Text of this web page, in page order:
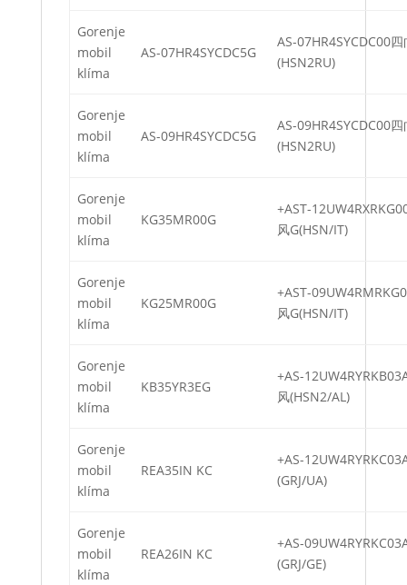
Gorenje
mobil
klíma
AS-07HR4SYCDC5G
AS-07HR4SYCDC00
(HSN2RU)
Gorenje
mobil
klíma
AS-09HR4SYCDC5G
AS-09HR4SYCDC00
(HSN2RU)
Gorenje
mobil
klíma
KG35MR00G
+AST-
风G(HSN/IT)
Gorenje
mobil
klíma
KG25MR00G
+AST-
风G(HSN/IT)
Gorenje
mobil
klíma
KB35YR3EG
+AS-
风(HSN2/AL)
Gorenje
mobil
klíma
REA35IN KC
+AS-
(GRJ/UA)
Gorenje
mobil
klíma
REA26IN KC
+AS-
(GRJ/GE)